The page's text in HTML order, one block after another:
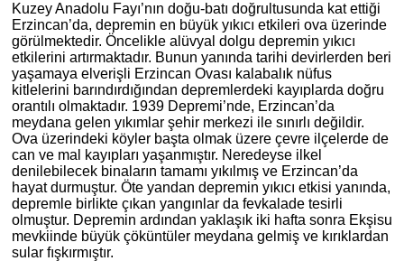
Kuzey Anadolu Fayı’nın doğu-batı doğrultusunda kat ettiği
Erzincan’da, depremin en büyük yıkıcı etkileri ova üzerinde
görülmektedir. Öncelikle alüvyal dolgu depremin yıkıcı
etkilerini artırmaktadır. Bunun yanında tarihi devirlerden beri
yaşamaya elverişli Erzincan Ovası kalabalık nüfus
kitlelerini barındırdığından depremlerdeki kayıplarda doğru
orantılı olmaktadır. 1939 Depremi’nde, Erzincan’da
meydana gelen yıkımlar şehir merkezi ile sınırlı değildir.
Ova üzerindeki köyler başta olmak üzere çevre ilçelerde de
can ve mal kayıpları yaşanmıştır. Neredeyse ilkel
denilebilecek binaların tamamı yıkılmış ve Erzincan’da
hayat durmuştur. Öte yandan depremin yıkıcı etkisi yanında,
depremle birlikte çıkan yangınlar da fevkalade tesirli
olmuştur. Depremin ardından yaklaşık iki hafta sonra Ekşisu
mevkiinde büyük çöküntüler meydana gelmiş ve kırıklardan
sular fışkırmıştır.